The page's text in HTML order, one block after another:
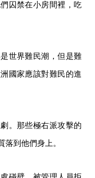
囚禁在小房間裡，吃
世界難民潮，但是難
國家應該對難民的進
。那些極右派攻擊的
落到他們身上。